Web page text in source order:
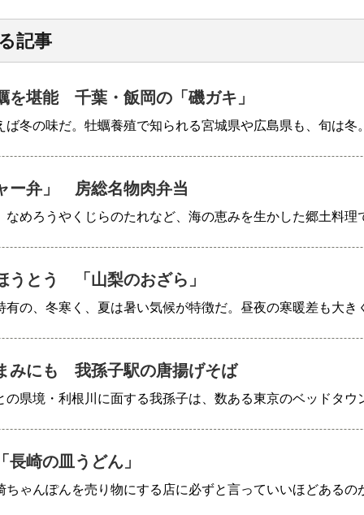
記事
を堪能 千葉・飯岡の「磯ガキ」
ば冬の味だ。牡蠣養殖で知られる宮城県や広島県も、旬は
ー弁」 房総名物肉弁当
なめろうやくじらのたれなど、海の恵みを生かした郷土料理
うとう 「山梨のおざら」
有の、冬寒く、夏は暑い気候が特徴だ。昼夜の寒暖差も大
みにも 我孫子駅の唐揚げそば
の県境・利根川に面する我孫子は、数ある東京のベッドタ
崎の皿うどん」
ちゃんぽんを売り物にする店に必ずと言っていいほどあるの